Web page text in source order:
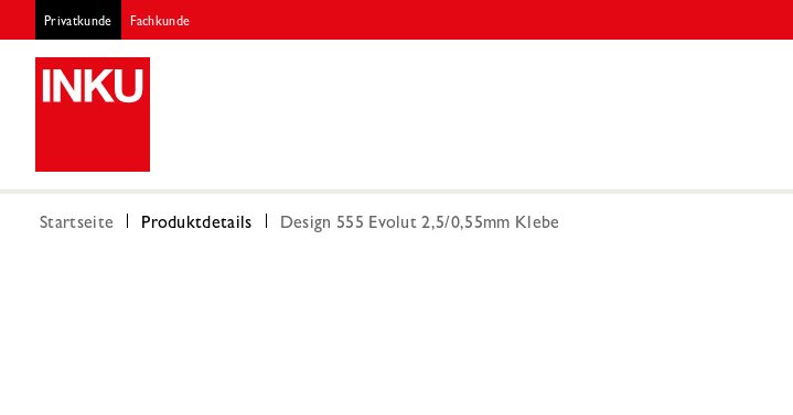
Privatkunde Fachkunde
Startseite Produktdetails Design 555 Evolut 2,5/0,55mm Klebe